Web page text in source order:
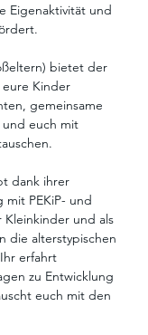
Eigenaktivität und
bietet der
Kinder
gemeinsame
und euch mit
dank ihrer
mit PEKiP- und
Kleinkinder und als
die alterstypischen
erfahrt
zu Entwicklung
euch mit den